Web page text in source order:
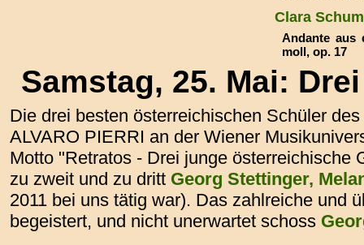
Clara
Andante aus
moll, op. 17
Samstag, 25. Mai:
Die drei besten österreichischen Schüler
ALVARO PIERRI an der Wiener
Motto "Retratos - Drei junge österreichische
zu zweit und zu dritt Georg Stettinger,
2011 bei uns tätig war). Das zahlreiche und
begeistert, und nicht unerwartet schoss